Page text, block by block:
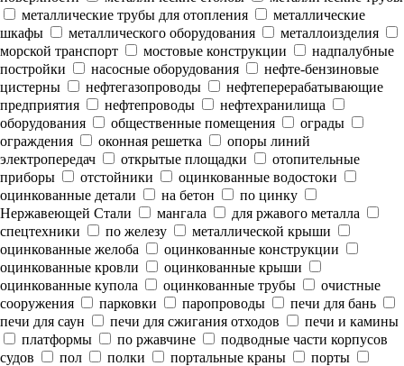
металлические трубы для отопления
металлические
шкафы
металлического оборудования
металлоизделия
морской транспорт
мостовые конструкции
надпалубные
постройки
насосные оборудования
нефте-бензиновые
цистерны
нефтегазопроводы
нефтеперерабатывающие
предприятия
нефтепроводы
нефтехранилища
оборудования
общественные помещения
ограды
ограждения
оконная решетка
опоры линий
электропередач
открытые площадки
отопительные
приборы
отстойники
оцинкованные водостоки
оцинкованные детали
на бетон
по цинку
Нержавеющей Стали
мангала
для ржавого металла
спецтехники
по железу
металлической крыши
оцинкованные желоба
оцинкованные конструкции
оцинкованные кровли
оцинкованные крыши
оцинкованные купола
оцинкованные трубы
очистные
сооружения
парковки паропроводы
печи для бань
печи для саун
печи для сжигания отходов
печи и камины
платформы
по ржавчине
подводные части корпусов
судов
пол полки портальные краны
порты